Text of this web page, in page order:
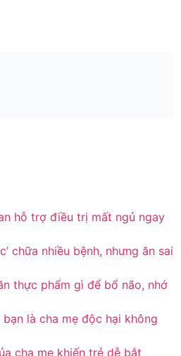
hỗ trợ điều trị mất ngủ ngay
chữa nhiều bệnh, nhưng ăn sai
thực phẩm gì để bổ não, nhớ
bạn là cha mẹ độc hại không
cha mẹ khiến trẻ dễ bắt